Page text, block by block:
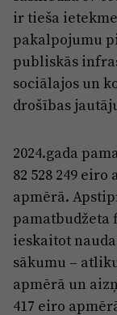
ir tieša
pakalpojumu
publiskās
sociālajos un
drošības
2024.gada
82 528 249
apmērā.
pamatbudžeta
ieskaitot
sākumu –
apmērā un
417 eiro